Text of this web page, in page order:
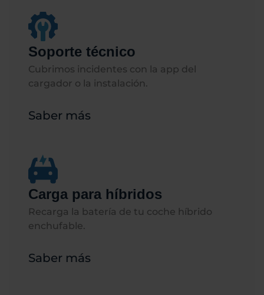
Soporte técnico
Cubrimos incidentes con la app del
cargador o la instalación.
Saber más
Carga para híbridos
Recarga la batería de tu coche híbrido
enchufable.​​
Saber más